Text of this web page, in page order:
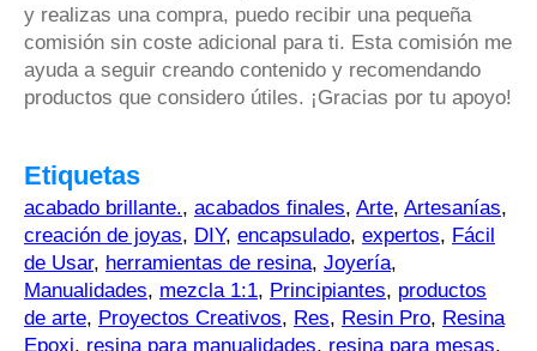
y realizas una compra, puedo recibir una pequeña
comisión sin coste adicional para ti. Esta comisión me
ayuda a seguir creando contenido y recomendando
productos que considero útiles. ¡Gracias por tu apoyo!
Etiquetas
acabado brillante., acabados finales, Arte, Artesanías,
creación de joyas, DIY, encapsulado, expertos, Fácil
de Usar, herramientas de resina, Joyería,
Manualidades, mezcla 1:1, Principiantes, productos
de arte, Proyectos Creativos, Res, Resin Pro, Resina
Epoxi, resina para manualidades, resina para mesas,